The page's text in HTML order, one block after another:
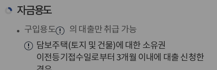
자금용도
구입용도
의 대출만 취급 가능
담보주택(토지 및 건물)에 대한 소유권
이전등기접수일로부터 3개월 이내에 대출 신청한